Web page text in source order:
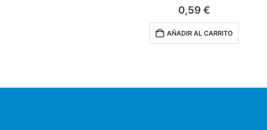
AÑADIR AL CARRITO